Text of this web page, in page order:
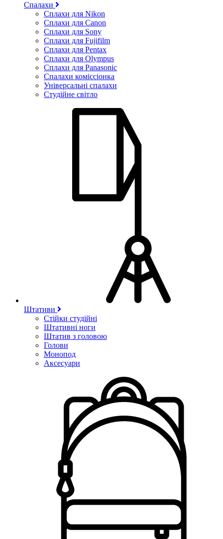
Спалахи
Сплахи для Nikon
Сплахи для Canon
Сплахи для Sony
Сплахи для Fujifilm
Сплахи для Pentax
Сплахи для Olympus
Сплахи для Panasonic
Спалахи коміссіонка
Універсальні спалахи
Студійне світло
Штативи
Стійки студійні
Штативні ноги
Штатив з головою
Голови
Монопод
Аксесуари